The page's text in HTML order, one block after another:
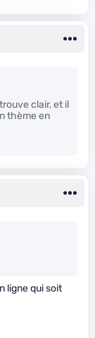
clair, et il
thème en
ligne qui soit